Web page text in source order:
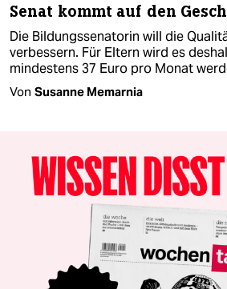
Senat kommt auf den
Die Bildungssenatorin will die
verbessern. Für Eltern wird es
mindestens 37 Euro pro Monat
Von Susanne Memarnia